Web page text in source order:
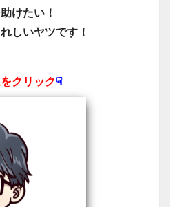
けたい！
しいヤツです！
クリック☟